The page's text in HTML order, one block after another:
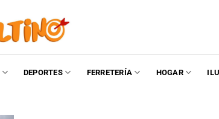
DEPORTES FERRETERÍA HOGAR